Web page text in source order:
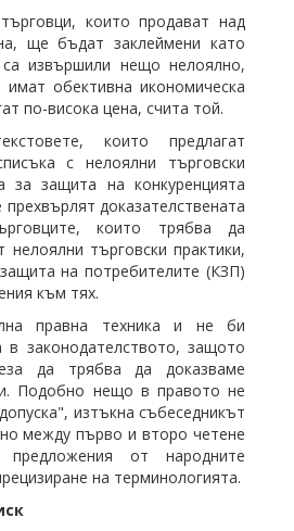
които продават над
ще бъдат заклеймени като
извършили нещо нелоялно,
обективна икономическа
по-висока цена, счита той.
които предлагат
с нелоялни търговски
за защита на конкуренцията
доказателствената
които трябва да
нелоялни търговски практики,
на потребителите (КЗП)
към тях.
правна техника и не би
в законодателството, защото
да трябва да доказваме
Подобно нещо в правото не
изтъкна събеседникът
между първо и второ четене
от народните
на терминологията.